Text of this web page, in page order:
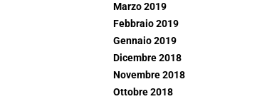
Marzo 2019
Febbraio 2019
Gennaio 2019
Dicembre 2018
Novembre 2018
Ottobre 2018